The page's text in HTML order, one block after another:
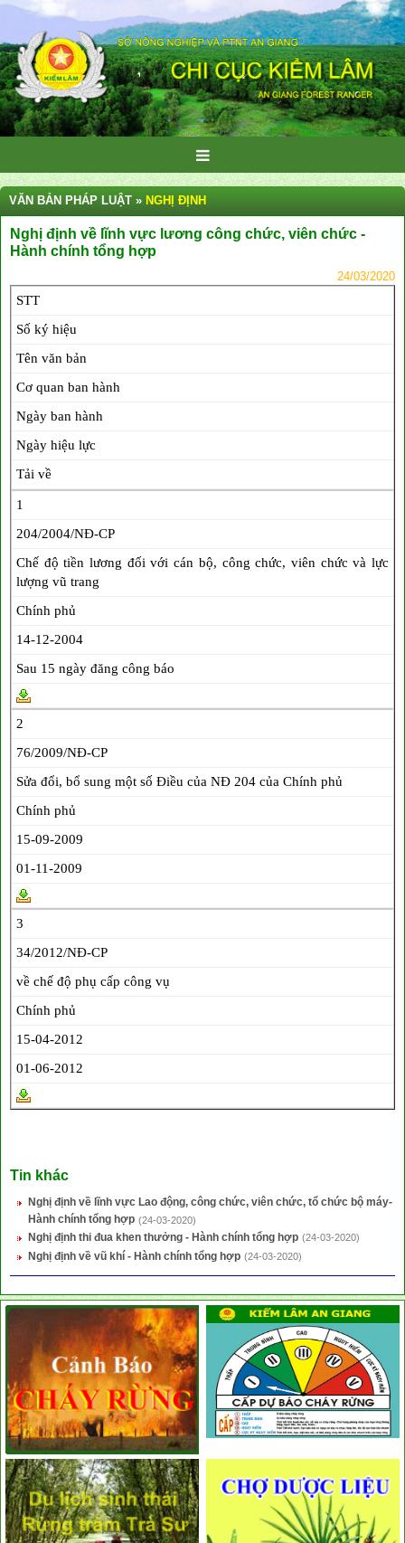
VĂN BẢN PHÁP LUẬT » NGHỊ ĐỊNH
Nghị định về lĩnh vực lương công chức, viên chức -
Hành chính tổng hợp
24/03/2020
STT
Số ký hiệu
Tên văn bản
Cơ quan ban hành
Ngày ban hành
Ngày hiệu lực
Tải về
1
204/2004/NĐ-CP
Chế độ tiền lương đối với cán bộ, công chức, viên chức và lực
lượng vũ trang
Chính phủ
14-12-2004
Sau 15 ngày đăng công báo
2
76/2009/NĐ-CP
Sửa đổi, bổ sung một số Điều của NĐ 204 của Chính phủ
Chính phủ
15-09-2009
01-11-2009
3
34/2012/NĐ-CP
về chế độ phụ cấp công vụ
Chính phủ
15-04-2012
01-06-2012
Tin khác
Nghị định về lĩnh vực Lao động, công chức, viên chức, tổ chức bộ máy-
Hành chính tổng hợp (24-03-2020)
Nghị định thi đua khen thưởng - Hành chính tổng hợp (24-03-2020)
Nghị định về vũ khí - Hành chính tổng hợp (24-03-2020)